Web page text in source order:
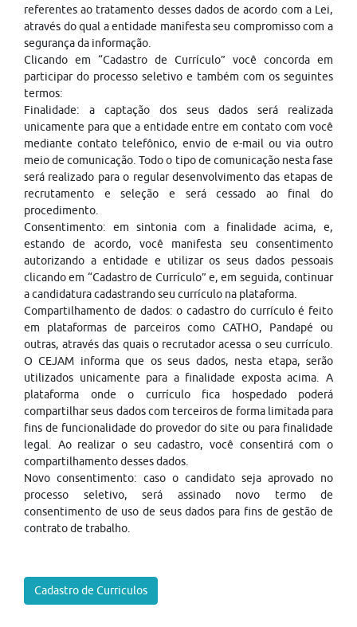
referentes ao tratamento desses dados de acordo com a Lei,
através do qual a entidade manifesta seu compromisso com a
segurança da informação.
Clicando em “Cadastro de Currículo” você concorda em
participar do processo seletivo e também com os seguintes
termos:
Finalidade: a captação dos seus dados será realizada
unicamente para que a entidade entre em contato com você
mediante contato telefônico, envio de e-mail ou via outro
meio de comunicação. Todo o tipo de comunicação nesta fase
será realizado para o regular desenvolvimento das etapas de
recrutamento e seleção e será cessado ao final do
procedimento.
Consentimento: em sintonia com a finalidade acima, e,
estando de acordo, você manifesta seu consentimento
autorizando a entidade e utilizar os seus dados pessoais
clicando em “Cadastro de Currículo” e, em seguida, continuar
a candidatura cadastrando seu currículo na plataforma.
Compartilhamento de dados: o cadastro do currículo é feito
em plataformas de parceiros como CATHO, Pandapé ou
outras, através das quais o recrutador acessa o seu currículo.
O CEJAM informa que os seus dados, nesta etapa, serão
utilizados unicamente para a finalidade exposta acima. A
plataforma onde o currículo fica hospedado poderá
compartilhar seus dados com terceiros de forma limitada para
fins de funcionalidade do provedor do site ou para finalidade
legal. Ao realizar o seu cadastro, você consentirá com o
compartilhamento desses dados.
Novo consentimento: caso o candidato seja aprovado no
processo seletivo, será assinado novo termo de
consentimento de uso de seus dados para fins de gestão de
contrato de trabalho.
Cadastro de Curriculos